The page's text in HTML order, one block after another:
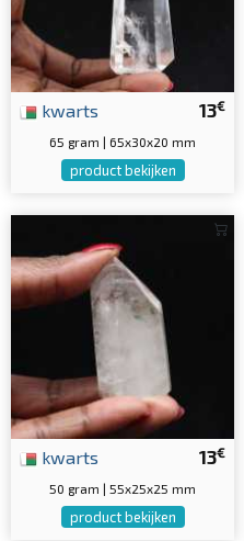
13€
kwarts
65 gram | 65x30x20 mm
product bekijken
13€
kwarts
50 gram | 55x25x25 mm
product bekijken